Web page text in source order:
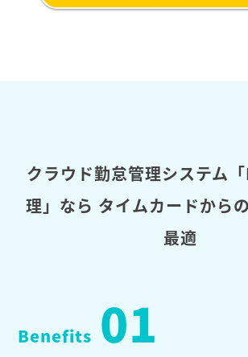
クラウド勤怠管理システム
理」なら タイムカードから
最適
Benefits 01